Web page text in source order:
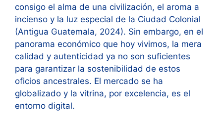
consigo el alma de una civilización, el aroma a
incienso y la luz especial de la Ciudad Colonial
(Antigua Guatemala, 2024). Sin embargo, en el
panorama económico que hoy vivimos, la mera
calidad y autenticidad ya no son suficientes
para garantizar la sostenibilidad de estos
oficios ancestrales. El mercado se ha
globalizado y la vitrina, por excelencia, es el
entorno digital.